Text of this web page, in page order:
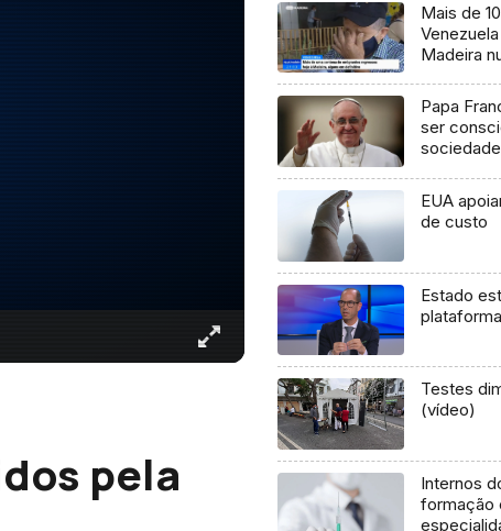
pela
Mais de
Madeira
Papa
ser
sociedade
EUA
de custo
Estado
Testes
(vídeo)
Internos
formação